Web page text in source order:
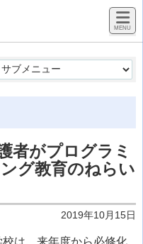
者がプログラミ
グ教育のねらい
2019年10月15日
は、来年度から必修化